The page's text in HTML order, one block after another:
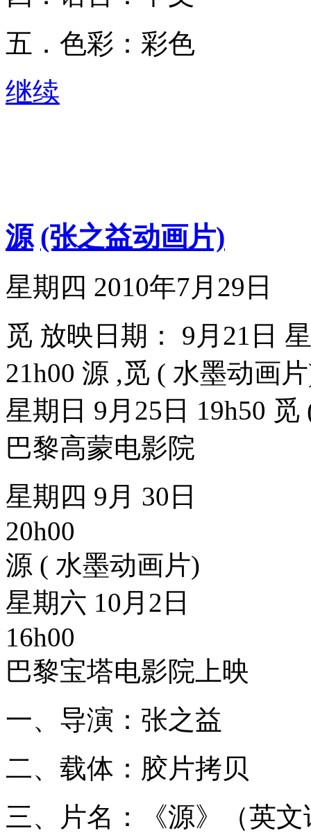
五．色彩：彩色
继续
源 (张之益动画片)
星期四 2010年7月29日
觅 放映日期： 9月21日
21h00 源 ,觅 ( 水墨动画
星期日 9月25日 19h50
巴黎高蒙电影院
星期四 9月 30日
20h00
源 ( 水墨动画片)
星期六 10月2日
16h00
巴黎宝塔电影院上映
一、导演：张之益
二、载体：胶片拷贝
三、片名：《源》（英文